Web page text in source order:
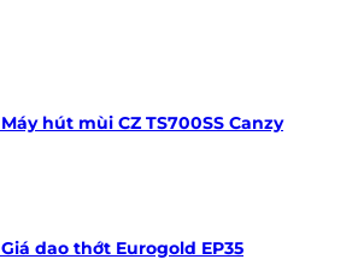
Máy hút mùi CZ TS700SS Canzy
Giá dao thớt Eurogold EP35